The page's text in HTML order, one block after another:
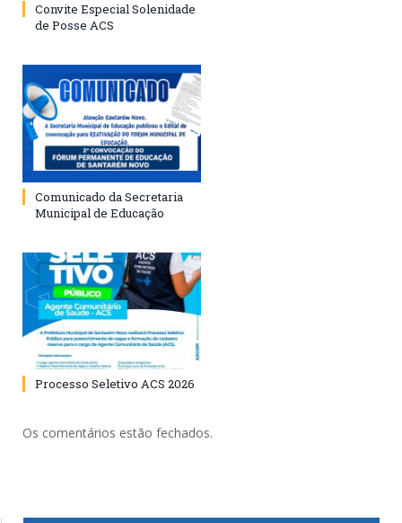
Convite Especial Solenidade
de Posse ACS
Comunicado da Secretaria
Municipal de Educação
Processo Seletivo ACS 2026
Os comentários estão fechados.